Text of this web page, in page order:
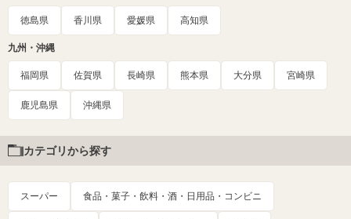
徳島県 香川県 愛媛県 高知県
九州・沖縄
福岡県 佐賀県 長崎県 熊本県 大分県 宮崎県
鹿児島県 沖縄県
カテゴリから探す
スーパー 食品・菓子・飲料・酒・日用品・コンビニ